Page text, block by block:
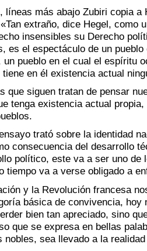
líneas más abajo Zubiri copia a
extraño, dice Hegel, como
insensibles su Derecho
es el espectáculo de un pueblo
un pueblo en el cual el espíritu
en él existencia actual
que siguen tratan de pensar
tenga existencia actual
trató sobre la identidad
consecuencia del desarrollo
político, este va a ser uno de
tiempo va a verse obligado a
y la Revolución francesa
básica de convivencia, hoy
bien tan apreciado, sino
que se expresa en bellas
nobles, sea llevado a la